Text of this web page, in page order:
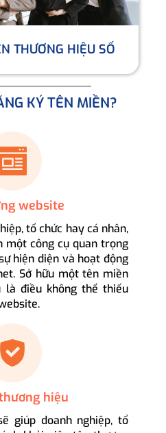
THƯƠNG HIỆU SỐ
KÝ TÊN MIỀN?
website
tổ chức hay cá nhân,
một công cụ quan trọng
hiện diện và hoạt động
Sở hữu một tên miền
là điều không thể thiếu
hiệu
giúp doanh nghiệp, tổ